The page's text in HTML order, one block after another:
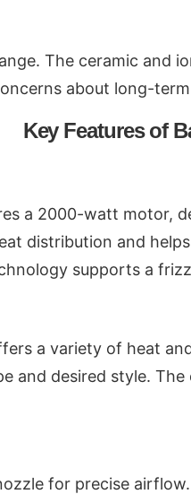
The ceramic and
about long-
Key Features of
a 2000-watt motor,
distribution and
supports a
a variety of heat
and desired style.
for precise